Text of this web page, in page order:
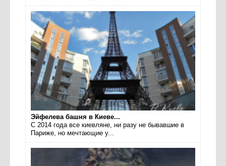
Эйфелева башня в Киеве...
С 2014 года все киевляне, ни разу не бывавшие в
Париже, но мечтающие у...